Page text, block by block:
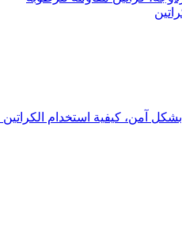
بشكل آمن، كيفية استخدام